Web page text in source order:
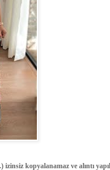
izinsiz kopyalanamaz ve alıntı